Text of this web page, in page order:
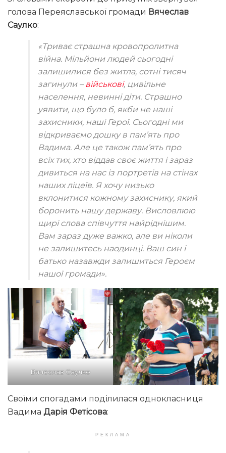
голова Переяславської громади Вячеслав
Саулко:
«Триває страшна кровопролитна
війна. Мільйони людей сьогодні
залишилися без житла, сотні тисяч
загинули – військові, цивільне
населення, невинні діти. Страшно
уявити, що було б, якби не наші
захисники, наші Герої. Сьогодні ми
відкриваємо дошку в пам’ять про
Вадима. Але це також пам’ять про
всіх тих, хто віддав своє життя і зараз
дивиться на нас із портретів на стінах
наших ліцеїв. Я хочу низько
вклонитися кожному захиснику, який
боронить нашу державу. Висловлюю
щирі слова співчуття найріднішим.
Вам зараз дуже важко, але ви ніколи
не залишитесь наодинці. Ваш син і
батько назавжди залишиться Героєм
нашої громади».
Вячеслав Саулко
Своїми спогадами поділилася однокласниця
Вадима Дарія Фетісова:
РЕКЛАМА